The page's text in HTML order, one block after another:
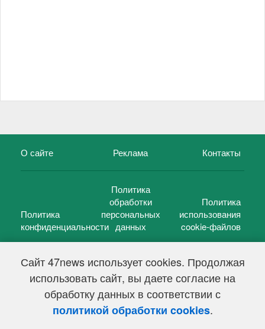
Сайт 47news использует cookies. Продолжая
использовать сайт, вы даете согласие на
обработку данных в соответствии с
политикой обработки cookies.
О сайте Реклама Контакты
Политика
конфиденциальности
Политика
обработки
персональных
данных
Политика
использования
cookie-файлов
47 новостей (47 news)2005 — 2026 г.
Свидетельство о регистрации СМИ Эл № ФС 77-39848, выдано
Федеральной службой по надзору в сфере связи,
информационных технологий и массовых коммуникаций